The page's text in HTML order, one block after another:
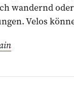
wandernd
Velos